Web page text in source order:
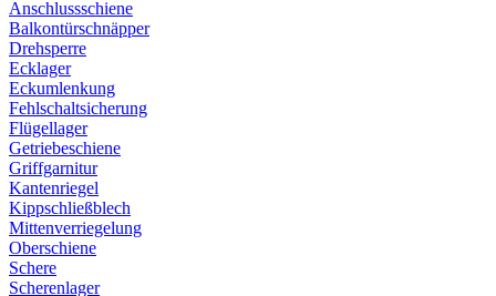
Anschlussschiene
Balkontürschnäpper
Drehsperre
Ecklager
Eckumlenkung
Fehlschaltsicherung
Flügellager
Getriebeschiene
Griffgarnitur
Kantenriegel
Kippschließblech
Mittenverriegelung
Oberschiene
Schere
Scherenlager